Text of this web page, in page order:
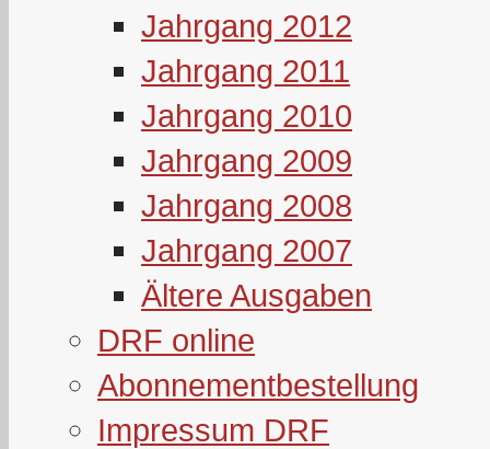
Jahrgang 2012
Jahrgang 2011
Jahrgang 2010
Jahrgang 2009
Jahrgang 2008
Jahrgang 2007
Ältere Ausgaben
DRF online
Abonnementbestellung
Impressum DRF